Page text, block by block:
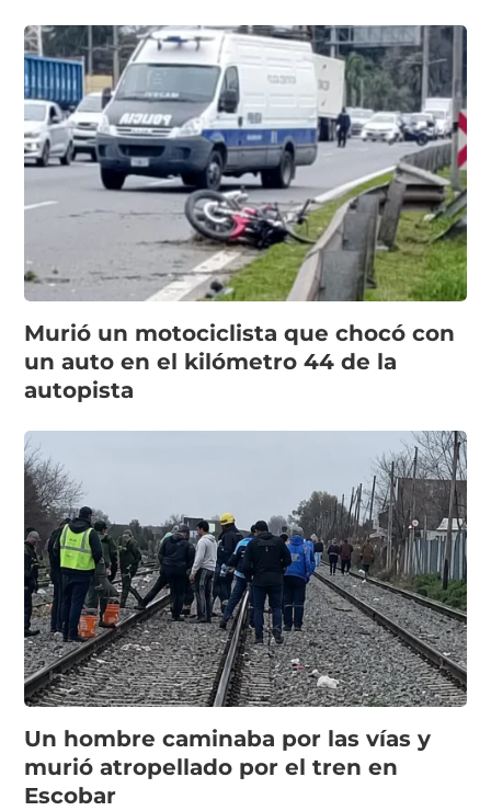
Murió un motociclista que chocó con
un auto en el kilómetro 44 de la
autopista
Un hombre caminaba por las vías y
murió atropellado por el tren en
Escobar